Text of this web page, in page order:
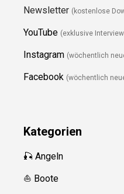
Newsletter (kostenlose
YouTube (exklusive
Instagram (wöchentlich
Facebook (wöchentlich
Kategorien
🎣 Angeln
⛵️ Boote